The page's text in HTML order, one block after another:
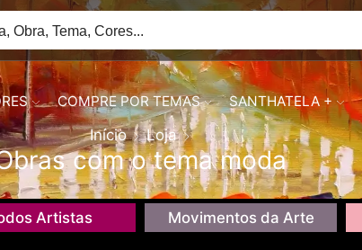
COMPRE POR TEMAS SANTHATELA +
Início Loja
com o tema moda
Artistas Movimentos da Arte